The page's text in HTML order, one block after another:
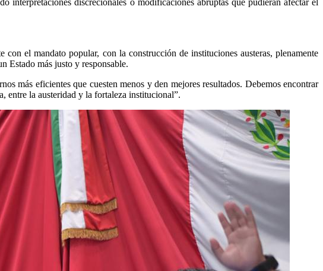
el mandato popular, con la construcción de instituciones austeras, plenamente
Estado más justo y responsable.
más eficientes que cuesten menos y den mejores resultados. Debemos encontrar
entre la austeridad y la fortaleza institucional”.